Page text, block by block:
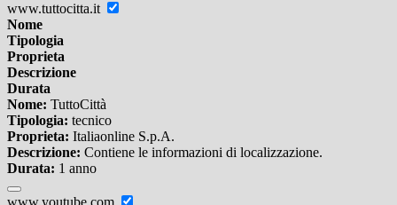
www.tuttocitta.it
Nome
Tipologia
Proprieta
Descrizione
Durata
Nome: TuttoCittà
Tipologia: tecnico
Proprieta: Italiaonline S.p.A.
Descrizione: Contiene le informazioni di localizzazione.
Durata: 1 anno